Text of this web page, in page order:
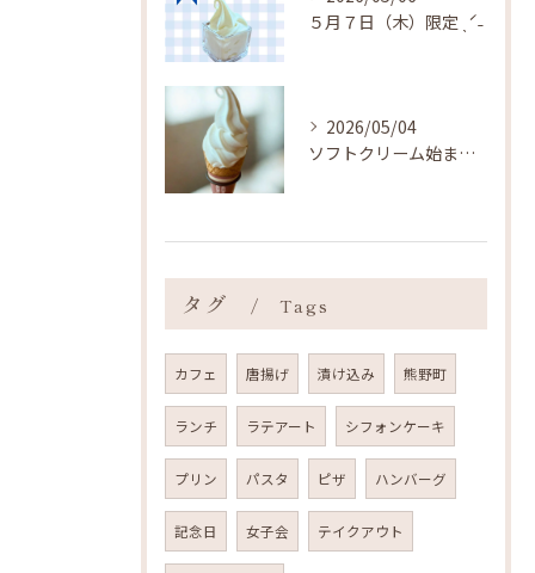
５月７日（木）限定 ˎˊ˗
2026/05/04
ソフトクリーム始まりました ˎˊ˗
タグ Tags
カフェ 唐揚げ 漬け込み 熊野町
ランチ ラテアート シフォンケーキ
プリン パスタ ピザ ハンバーグ
記念日 女子会 テイクアウト